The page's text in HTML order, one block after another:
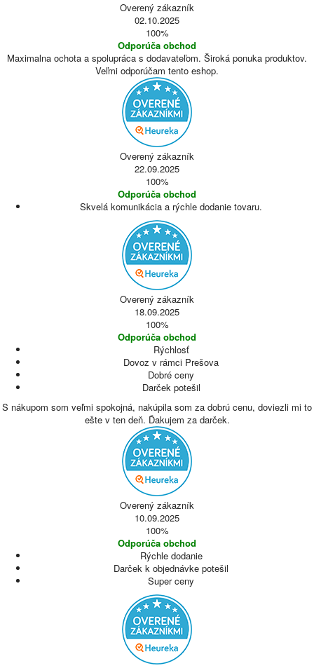
Overený zákazník
02.10.2025
100%
Odporúča obchod
Maximalna ochota a spolupráca s dodavateľom. Široká ponuka produktov.
Veľmi odporúčam tento eshop.
Overený zákazník
22.09.2025
100%
Odporúča obchod
Skvelá komunikácia a rýchle dodanie tovaru.
Overený zákazník
18.09.2025
100%
Odporúča obchod
Rýchlosť
Dovoz v rámci Prešova
Dobré ceny
Darček potešil
S nákupom som veľmi spokojná, nakúpila som za dobrú cenu, doviezli mi to
ešte v ten deň. Ďakujem za darček.
Overený zákazník
10.09.2025
100%
Odporúča obchod
Rýchle dodanie
Darček k objednávke potešil
Super ceny